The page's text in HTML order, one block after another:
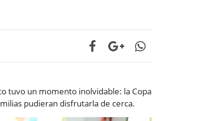
tuvo un momento inolvidable: la Copa
pudieran disfrutarla de cerca.